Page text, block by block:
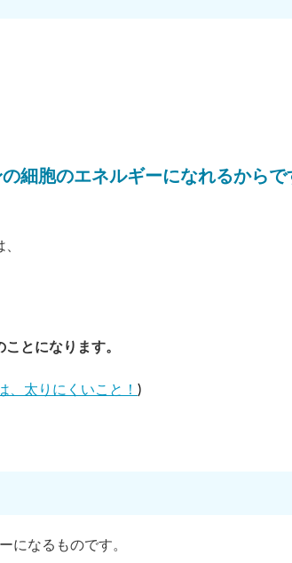
細胞のエネルギーになれるからで
とになります。
、太りにくいこと！ )
になるものです。